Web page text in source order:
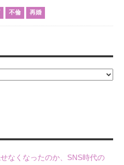
不倫 再婚
なくなったのか、SNS時代の